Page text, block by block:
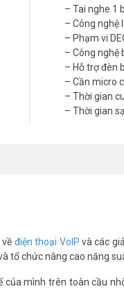
UC phù hợp với
không dây DECT, cho
âm thanh, giúp loại
mà còn mang lại sự
nội dung cuộc họp thay
Teams, Zoom, mang đến
chính hãng, giá tốt
– Tai nghe 1
– Công nghệ
– Phạm vi
– Công nghệ
– Hỗ trợ đèn
– Cần micro
– Thời gian
– Thời gian
điện thoại VoIP và các
tổ chức nâng cao năng
của mình trên toàn cầu